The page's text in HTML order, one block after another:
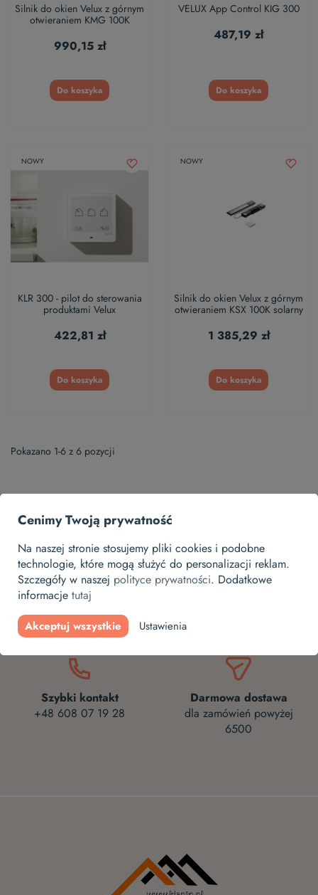
Silnik do okien Velux z górnym
otwieraniem KMG 100K
990,15 zł
Do koszyka
VELUX App Control KIG 300
487,19 zł
Do koszyka
NOWY
KLR 300 - pilot do sterowania
produktami Velux
422,81 zł
Do koszyka
NOWY
Silnik do okien Velux z górnym
otwieraniem KSX 100K solarny
1 385,29 zł
Do koszyka
Pokazano 1-6 z 6 pozycji
Wygodne zwroty
aż do 30 dni od
zamówienia
Bezpieczne płatności
Szybki kontakt
+48 608 07 19 28
Darmowa dostawa
dla zamówień powyżej
6500
Cenimy Twoją prywatność
Na naszej stronie stosujemy pliki cookies i podobne
technologie, które mogą służyć do personalizacji reklam.
Szczegóły w naszej polityce prywatności. Dodatkowe
informacje tutaj
Akceptuj wszystkie Ustawienia